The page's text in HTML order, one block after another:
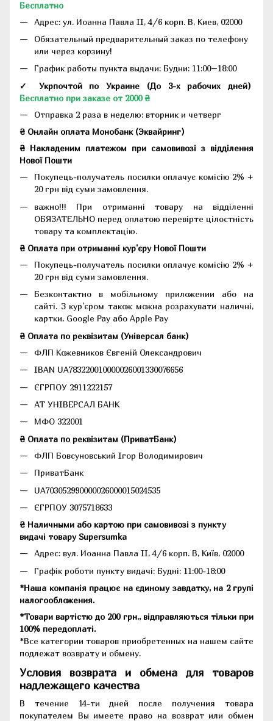
Бесплатно
Адрес: ул. Иоанна Павла II, 4/6 корп. В, Киев, 02000
Обязательный предварительный заказ по телефону
или через корзину!
График работы пункта выдачи: Будни: 11:00–18:00
✓ Укрпочтой по Украине (До 3-х рабочих дней)
Бесплатно при заказе от 2000 ₴
Отправка 2 раза в неделю: вторник и четверг
₴ Онлайн оплата Монобанк (Эквайринг)
₴ Накладеним платежом при самовивозі з відділення
Нової Пошти
Покупець-получатель посилки оплачує комісію 2% +
20 грн від суми замовлення.
важно!!! При отриманні товару на відділенні
ОБЯЗАТЕЛЬНО перед оплатою перевірте цілостність
товару та комплектацію.
₴ Оплата при отриманні кур'єру Нової Пошти
Покупець-получатель посилки оплачує комісію 2% +
20 грн від суми замовлення.
Безконтактно в мобільному приложении або на
сайті. З кур'єром також можна розрахувати наличні,
картки, Google Pay або Apple Pay
₴ Оплата по реквізитам (Універсал банк)
ФЛП Кожевников Євгеній Олександрович
IBAN UA783220010000026001330076656
ЄГРПОУ 2911222157
АТ УНІВЕРСАЛ БАНК
МФО 322001
₴ Оплата по реквізитам (ПриватБанк)
ФЛП Бовсуновський Ігор Володимирович
ПриватБанк
UA703052990000026000015024535
ЄГРПОУ 3075718633
₴ Наличными або картою при самовивозі з пункту
видачі товару Supersumka
Адрес: вул. Иоанна Павла II, 4/6 корп. В, Київ, 02000
Графік роботи пункту видачі: Будні: 11:00-18:00
*Наша компанія працює на єдиному завдатку, на 2 групі
налогообложения.
*Товари вартістю до 200 грн., відправляються тільки при
100% передоплаті.
*Все категории товаров приобретенных на нашем сайте
подлежат возврату и обмену.
Условия возврата и обмена для товаров
надлежащего качества
В течение 14-ти дней после получения товара
покупателем Вы имеете право на возврат или обмен